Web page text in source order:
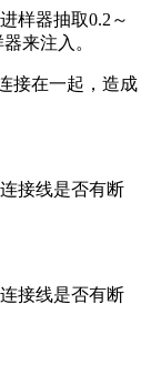
样器抽取0.2～
来注入。
接在一起，造成
接线是否有断
接线是否有断